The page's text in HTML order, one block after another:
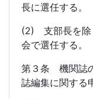
長に選任する。
(2) 支部長を除
会で選任する。
第３条 機関誌
誌編集に関する